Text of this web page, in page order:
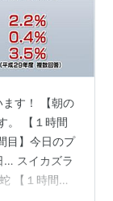
す！ 【朝の
。 【１時間
目】今日のプ
… スイカズラ
【１時間